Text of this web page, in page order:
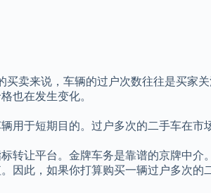
卖来说，车辆的过户次数往往是买家
也在发生变化。
于短期目的。过户多次的二手车在
让平台。金牌车务是靠谱的京牌中介
此，如果你打算购买一辆过户多次